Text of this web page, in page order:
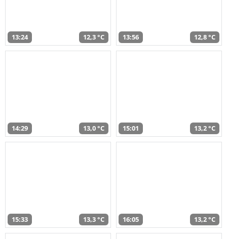
13:24 12,3 °C 13:56 12,8 °C
14:29 13,0 °C 15:01 13,2 °C
15:33 13,3 °C 16:05 13,2 °C